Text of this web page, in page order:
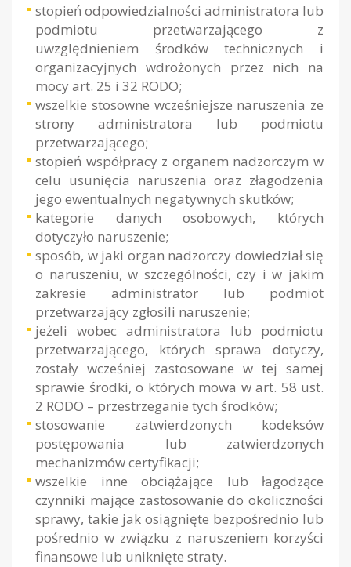
stopień odpowiedzialności administratora lub
podmiotu przetwarzającego z
uwzględnieniem środków technicznych i
organizacyjnych wdrożonych przez nich na
mocy art. 25 i 32 RODO;
wszelkie stosowne wcześniejsze naruszenia ze
strony administratora lub podmiotu
przetwarzającego;
stopień współpracy z organem nadzorczym w
celu usunięcia naruszenia oraz złagodzenia
jego ewentualnych negatywnych skutków;
kategorie danych osobowych, których
dotyczyło naruszenie;
sposób, w jaki organ nadzorczy dowiedział się
o naruszeniu, w szczególności, czy i w jakim
zakresie administrator lub podmiot
przetwarzający zgłosili naruszenie;
jeżeli wobec administratora lub podmiotu
przetwarzającego, których sprawa dotyczy,
zostały wcześniej zastosowane w tej samej
sprawie środki, o których mowa w art. 58 ust.
2 RODO – przestrzeganie tych środków;
stosowanie zatwierdzonych kodeksów
postępowania lub zatwierdzonych
mechanizmów certyfikacji;
wszelkie inne obciążające lub łagodzące
czynniki mające zastosowanie do okoliczności
sprawy, takie jak osiągnięte bezpośrednio lub
pośrednio w związku z naruszeniem korzyści
finansowe lub uniknięte straty.